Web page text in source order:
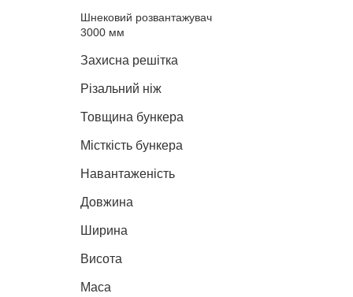
Шнековий розвантажувач
3000 мм
Захисна решітка
Різальний ніж
Товщина бункера
Місткість бункера
Навантаженість
Довжина
Ширина
Висота
Маса